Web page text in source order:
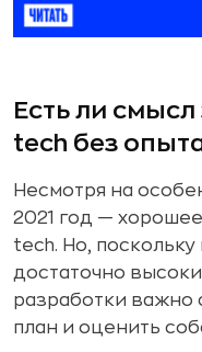
Есть ли
tech без
Несмотря на
2021 год —
tech. Но,
достаточно
разработки важно
план и оценить